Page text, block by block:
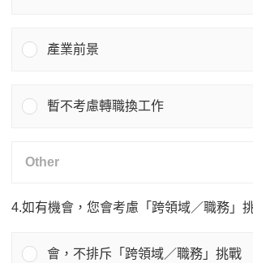
產業前景
暫不考慮轉職換工作
4.如有機會，您會考慮「跨領域／職務」
會，不排斥「跨領域／職務」挑戰